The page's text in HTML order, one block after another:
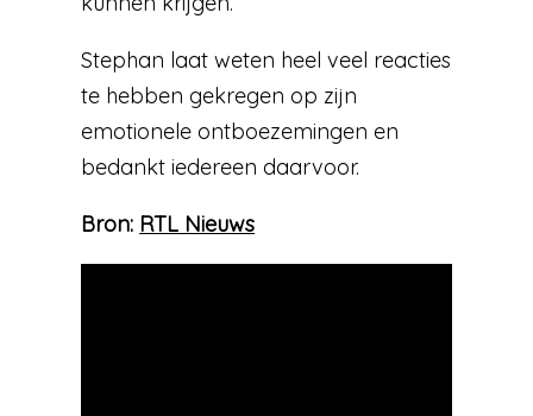
Stephan laat weten heel veel reacties
te hebben gekregen op zijn
emotionele ontboezemingen en
bedankt iedereen daarvoor.
Bron: RTL Nieuws